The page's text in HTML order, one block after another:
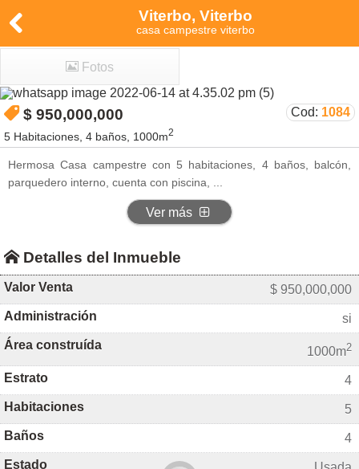
Viterbo, Viterbo
casa campestre viterbo
Fotos
$ 950,000,000
5 Habitaciones, 4 baños, 1000m2
Cod: 1084
Hermosa Casa campestre con 5 habitaciones, 4 baños, balcón,
parquedero interno, cuenta con piscina,
Ver más
Detalles del Inmueble
Valor Venta
$ 950,000,000
Administración
si
Área construída
1000m2
Estrato
4
Habitaciones
5
Baños
4
Estado